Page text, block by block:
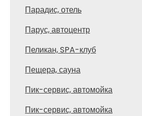
Парадис, отель
Парус, автоцентр
Пеликан, SPA-клуб
Пещера, сауна
Пик-сервис, автомойка
Пик-сервис, автомойка